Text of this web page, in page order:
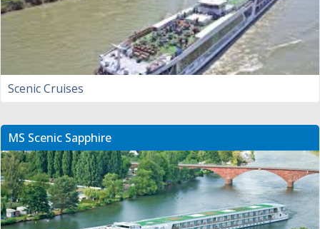
Scenic Cruises
MS Scenic Sapphire